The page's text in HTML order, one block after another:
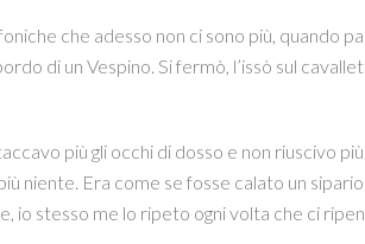
che adesso non ci sono più, quando
di un Vespino. Si fermò, l’issò sul
più gli occhi di dosso e non riuscivo
niente. Era come se fosse calato un sipario
io stesso me lo ripeto ogni volta che ci